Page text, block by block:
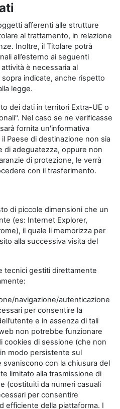
afferenti alle strutture
al trattamento, in relazione
Inoltre, il Titolare potrà
all’esterno ai seguenti
è necessaria al
indicate, anche rispetto
legge.
dei dati in territori Extra-UE o
Nel caso se ne verificasse
fornita un'informativa
Paese di destinazione non sia
di adeguatezza, oppure non
di protezione, le verrà
con il trasferimento.
di piccole dimensioni che un
(es: Internet Explorer,
il quale li memorizza per
alla successiva visita del
tecnici gestiti direttamente
navigazione/autenticazione
per consentire la
e in assenza di tali
non potrebbe funzionare
cookies di sessione (che non
modo persistente sul
con la chiusura del
limitato alla trasmissione di
(costituiti da numeri casuali
per consentire
efficiente della piattaforma. I